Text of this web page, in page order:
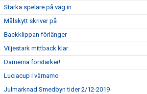
Starka spelare på väg in
Målskytt skriver på
Backklippan förlänger
Viljestark mittback klar
Damerna förstärker!
Luciacup i värnamo
Julmarknad Smedbyn tider 2/12-2019